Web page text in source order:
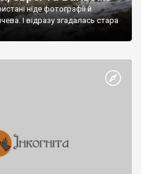
ніде фотографії й
І відразу згадалась стара